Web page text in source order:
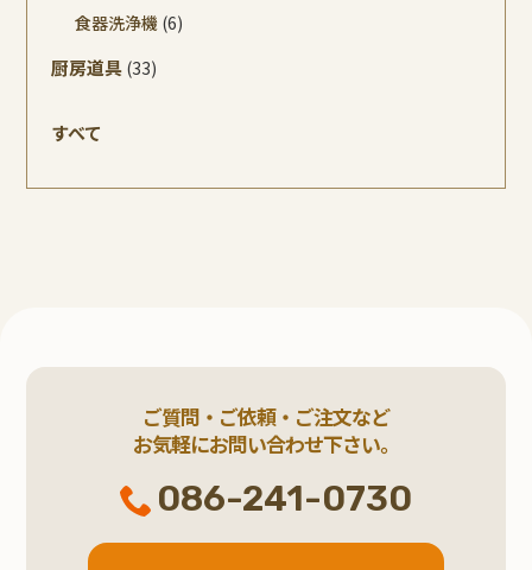
食器洗浄機 (6)
厨房道具 (33)
すべて
ご質問・ご依頼・ご注文など
お気軽にお問い合わせ下さい。
086-241-0730